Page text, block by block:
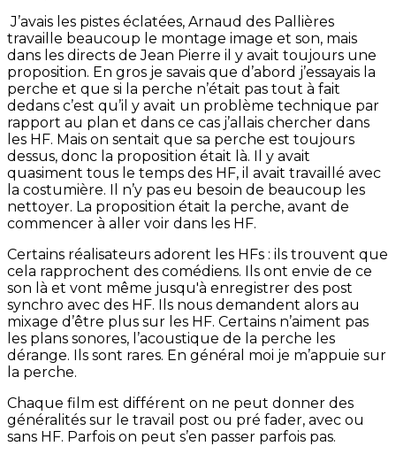
J’avais les pistes éclatées, Arnaud des Pallières
travaille beaucoup le montage image et son, mais
dans les directs de Jean Pierre il y avait toujours une
proposition. En gros je savais que d’abord j’essayais la
perche et que si la perche n’était pas tout à fait
dedans c’est qu’il y avait un problème technique par
rapport au plan et dans ce cas j’allais chercher dans
les HF. Mais on sentait que sa perche est toujours
dessus, donc la proposition était là. Il y avait
quasiment tous le temps des HF, il avait travaillé avec
la costumière. Il n’y pas eu besoin de beaucoup les
nettoyer. La proposition était la perche, avant de
commencer à aller voir dans les HF.
Certains réalisateurs adorent les HFs : ils trouvent que
cela rapprochent des comédiens. Ils ont envie de ce
son là et vont même jusqu'à enregistrer des post
synchro avec des HF. Ils nous demandent alors au
mixage d’être plus sur les HF. Certains n’aiment pas
les plans sonores, l’acoustique de la perche les
dérange. Ils sont rares. En général moi je m’appuie sur
la perche.
Chaque film est différent on ne peut donner des
généralités sur le travail post ou pré fader, avec ou
sans HF. Parfois on peut s’en passer parfois pas.